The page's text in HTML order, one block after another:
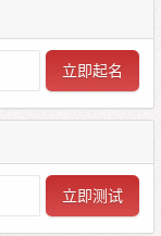
立即起名
立即测试